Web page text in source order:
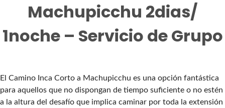
Machupicchu 2dias/
1noche – Servicio de Grupo
El Camino Inca Corto a Machupicchu es una opción fantástica
para aquellos que no dispongan de tiempo suficiente o no estén
a la altura del desafío que implica caminar por toda la extensión